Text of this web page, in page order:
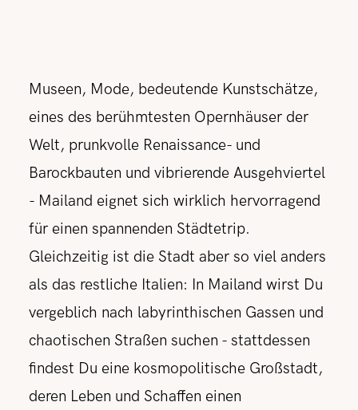
Museen, Mode, bedeutende Kunstschätze,
eines des berühmtesten Opernhäuser der
Welt, prunkvolle Renaissance- und
Barockbauten und vibrierende Ausgehviertel
- Mailand eignet sich wirklich hervorragend
für einen spannenden Städtetrip.
Gleichzeitig ist die Stadt aber so viel anders
als das restliche Italien: In Mailand wirst Du
vergeblich nach labyrinthischen Gassen und
chaotischen Straßen suchen - stattdessen
findest Du eine kosmopolitische Großstadt,
deren Leben und Schaffen einen